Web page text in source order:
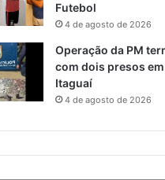
Futebol
4 de agosto de 2026
Operação da PM
com dois presos em
Itaguaí
4 de agosto de 2026